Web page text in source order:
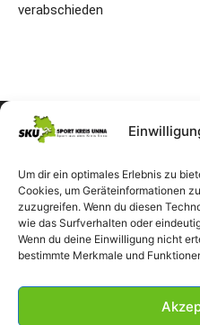
Um dir ein optimales Erlebnis zu
Cookies, um Geräteinformationen
zuzugreifen. Wenn du diesen
wie das Surfverhalten oder
Wenn du deine Einwilligung nicht
bestimmte Merkmale und
verabschieden